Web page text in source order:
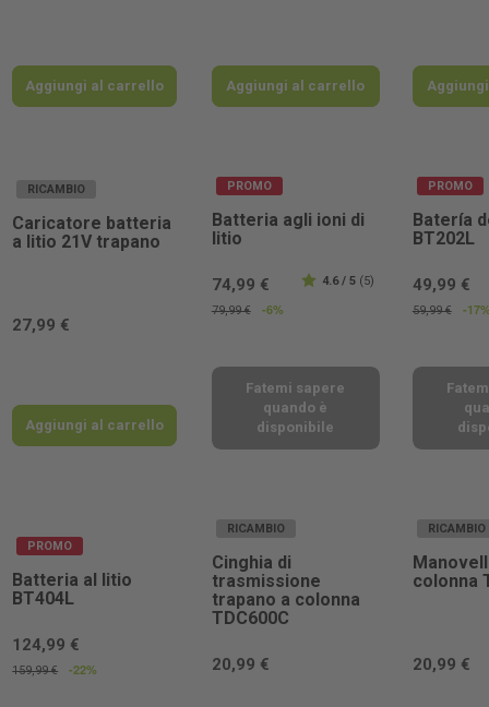
Aggiungi al carrello Aggiungi al carrello
RICAMBIO
Caricatore batteria
a litio 21V trapano
27,99 €
Aggiungi al carrello
PROMO
Batteria agli ioni di
litio
74,99 €
79,99 € -6%
4.6 / 5 (5)
Fatemi sapere
quando è
disponibile
PROMO
Batería
BT202L
49,99 €
59,99 € -
PROMO
Batteria al litio
BT404L
124,99 €
159,99 € -22%
RICAMBIO
Cinghia di
trasmissione
trapano a colonna
TDC600C
20,99 €
RICAMBIO
colonna
20,99 €